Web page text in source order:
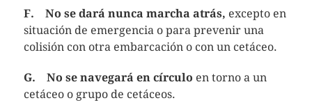
F. No se dará nunca marcha atrás, excepto en
situación de emergencia o para prevenir una
colisión con otra embarcación o con un cetáceo.
G. No se navegará en círculo en torno a un
cetáceo o grupo de cetáceos.